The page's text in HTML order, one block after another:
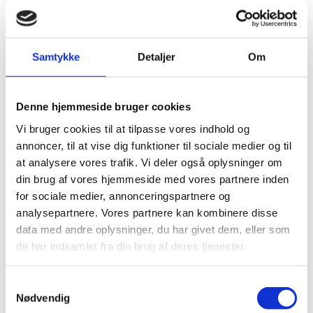
Samtykke Detaljer Om
Denne hjemmeside bruger cookies
Vi bruger cookies til at tilpasse vores indhold og
annoncer, til at vise dig funktioner til sociale medier og til
at analysere vores trafik. Vi deler også oplysninger om
din brug af vores hjemmeside med vores partnere inden
for sociale medier, annonceringspartnere og
analysepartnere. Vores partnere kan kombinere disse
data med andre oplysninger, du har givet dem, eller som
de har indsamlet fra din brug af deres tjenester.
Nødvendig
kollektionen
Specifikationer
Dimension
Tykkelse I Mm
Slidlag 0.55
Garanti Bolig
Klasse 33
Montering Rigid click – Välinge 5G Click system